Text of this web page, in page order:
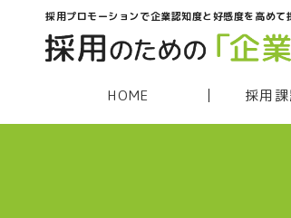
採用プロモーションで企業認知度と好感度を高めて
HOME 採用